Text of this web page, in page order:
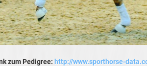
zum Pedigree: http://www.sporthorse-